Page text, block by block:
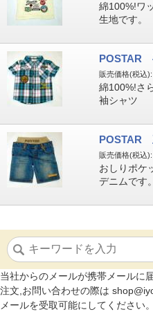
綿100%!ワ
生地です。
POSTAR
販売価格(税込):
綿100%!さ
袖シャツ
POSTAR
販売価格(税込):
おしりポケ
デニムです。
当社からのメールが携帯メールに
注文,お問い合わせの際は
メールを受取可能にしてください。